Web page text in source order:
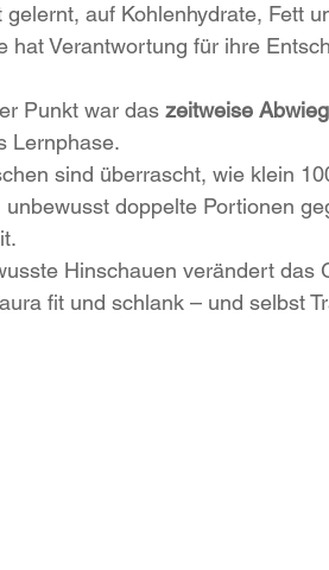
gelernt, auf Kohlenhydrate, Fett
hat Verantwortung für ihre
Punkt war das zeitweise
Lernphase.
sind überrascht, wie klein
unbewusst doppelte Portionen
Hinschauen verändert das
fit und schlank – und selbst